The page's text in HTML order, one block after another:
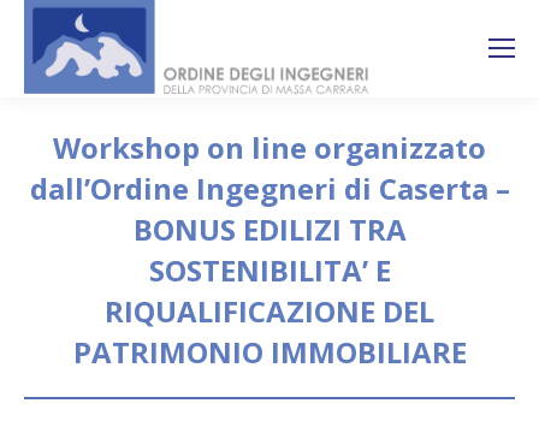
Workshop on line organizzato
dall’Ordine Ingegneri di Caserta –
BONUS EDILIZI TRA
SOSTENIBILITA’ E
RIQUALIFICAZIONE DEL
PATRIMONIO IMMOBILIARE